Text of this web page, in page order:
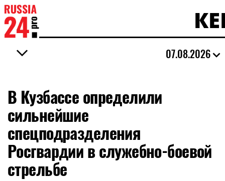
07.08.2026
В Кузбассе определили
сильнейшие
спецподразделения
Росгвардии в служебно-боевой
стрельбе